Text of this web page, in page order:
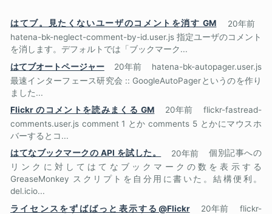
はてブ。見たくないユーザのコメントを消す GM
20年前
hatena-bk-neglect-comment-by-id.user.js 指定ユーザのコメント
を消します。デフォルトでは「ブックマーク...
はてブオートページャー
20年前
hatena-bk-autopager.user.js
最速インターフェース研究会 :: GoogleAutoPagerというのを作り
ました...
Flickr のコメントを読みまくる GM
20年前
flickr-fastread-
comments.user.js comment 1 とか comments 5 とかにマウスホ
バーするとコ...
はてなブックマークの API を試した。
20年前
個別記事への
リンクに対してはてなブックマークの数を表示する
GreaseMonkey スクリプトを自分用に書いた。結構便利。
del.icio...
ライセンスをずばばっと表示する@Flickr
20年前
flickr-